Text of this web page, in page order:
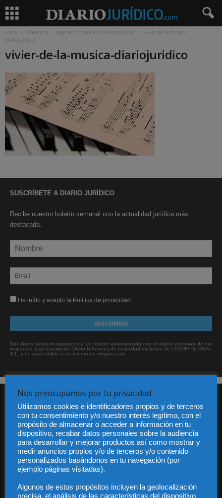
Inicio Colombia – ¿Legislación para vivir de la música?
vivier-de-la-musica-
diariojuridico
vivier-de-la-musica-diariojuridico
SUSCRÍBETE A DIARIO JURÍDICO
Recibe nuestro boletín semanal con la actualidad jurídica más
destacada.
He leído y acepto la Política de privacidad
Sus datos serán incorporados a un fichero automatizado con el objeto exclusivo de dar
respuesta a su suscripción Dicho fichero es de titularidad exclusiva de LEXDIR GLOBAL
S.L. y no será cedido a un tercero en ningún caso.
Audiencia y Publicidad
Quiénes somos
Legal
Contacto
Nos preocupamos por tu privacidad
Utilizamos cookies e identificadores propios y de terceros
con tu consentimiento y/o nuestro interés legítimo, con el
propósito de almacenar o acceder a información en tu
dispositivo, recabar datos personales sobre la audiencia
para desarrollar y mejorar productos así como mostrar y
medir anuncios propios y/o de terceros y/o contenido
personalizados basándonos en tu navegación (por
ejemplo páginas visitadas).
Algunos de estos propósitos incluyen la geolocalización
precisa, el análisis de las características del dispositivo